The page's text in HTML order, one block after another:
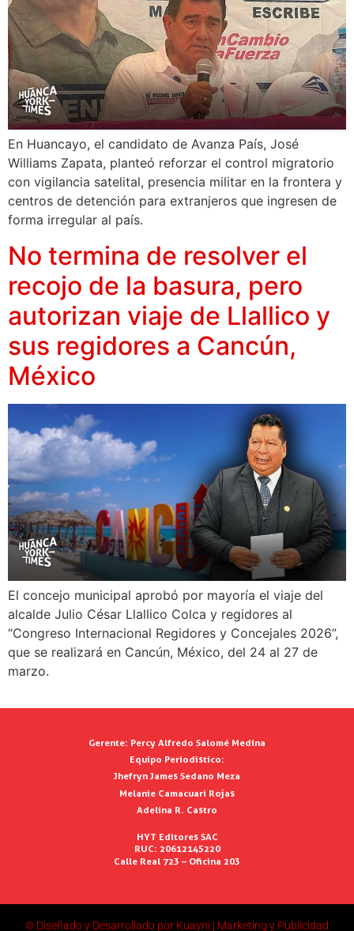
En Huancayo, el candidato de Avanza País, José
Williams Zapata, planteó reforzar el control migratorio
con vigilancia satelital, presencia militar en la frontera y
centros de detención para extranjeros que ingresen de
forma irregular al país.
No termina de resolver el
recojo de la basura, pero
autorizan viaje de Llallico y
sus regidores a Cancún,
México
El concejo municipal aprobó por mayoría el viaje del
alcalde Julio César Llallico Colca y regidores al
“Congreso Internacional Regidores y Concejales 2026”,
que se realizará en Cancún, México, del 24 al 27 de
marzo.
Gerente: Percy Alfredo Salomé Medina
Equipo Periodístico:
Jhefryn James Sedano Meza
Melanie Camacuari Rojas
Adelina R. Castro
HYT Editores SAC
RUC: 20612145220
Calle Real 723 – Oficina 203
© Diseñado y Desarrollado por Kuayni | Marketing y Publicidad